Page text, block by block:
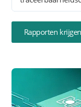
Rapporten krijgen